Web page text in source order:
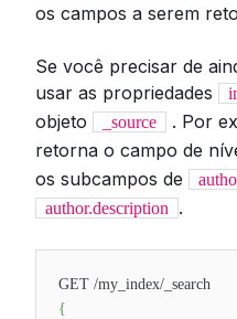
os campos a serem
Se você precisar de
usar as propriedades
objeto
_source
. Por
retorna o campo de
os subcampos de
author.description .
GET /my_index/_search
{